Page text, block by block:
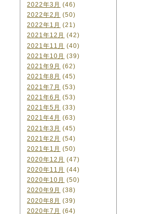
2022年3月 (46)
2022年2月 (50)
2022年1月 (21)
2021年12月 (42)
2021年11月 (40)
2021年10月 (39)
2021年9月 (62)
2021年8月 (45)
2021年7月 (53)
2021年6月 (53)
2021年5月 (33)
2021年4月 (63)
2021年3月 (45)
2021年2月 (54)
2021年1月 (50)
2020年12月 (47)
2020年11月 (44)
2020年10月 (50)
2020年9月 (38)
2020年8月 (39)
2020年7月 (64)